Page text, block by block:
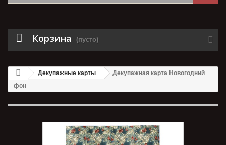
Корзина (пусто)
Декупажные карты
Декупажная карта Новогодний
фон